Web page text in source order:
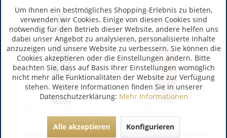
Um Ihnen ein bestmögliches Shopping-Erlebnis zu bieten,
verwenden wir Cookies. Einige von diesen Cookies sind
notwendig für den Betrieb dieser Website, andere helfen uns
dabei unser Angebot zu analysieren, personalisierte Inhalte
anzuzeigen und unsere Website zu verbessern. Sie können die
Cookies akzeptieren oder die Einstellungen ändern. Bitte
beachten Sie, dass auf Basis Ihrer Einstellungen womöglich
nicht mehr alle Funktionalitäten der Website zur Verfügung
stehen. Weitere Informationen finden Sie in unserer
Datenschutzerklärung: Mehr Informationen
Alle akzeptieren Konfigurieren